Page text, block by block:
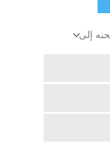
إلى